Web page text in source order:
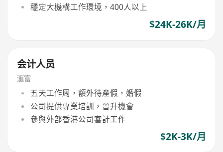
穩定大機構工作環境，400人以上
$24K-26K/月
会计人员
滙富
五天工作周，額外待產假，婚假
公司提供專業培訓，晉升機會
參與外部香港公司審計工作
$2K-3K/月